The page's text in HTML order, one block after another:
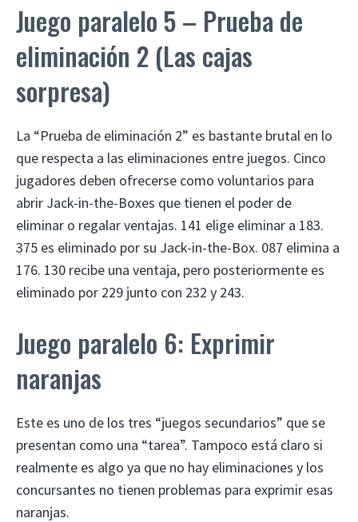
Juego paralelo 5 – Prueba de
eliminación 2 (Las cajas
sorpresa)
La “Prueba de eliminación 2” es bastante brutal en lo
que respecta a las eliminaciones entre juegos. Cinco
jugadores deben ofrecerse como voluntarios para
abrir Jack-in-the-Boxes que tienen el poder de
eliminar o regalar ventajas. 141 elige eliminar a 183.
375 es eliminado por su Jack-in-the-Box. 087 elimina a
176. 130 recibe una ventaja, pero posteriormente es
eliminado por 229 junto con 232 y 243.
Juego paralelo 6: Exprimir
naranjas
Este es uno de los tres “juegos secundarios” que se
presentan como una “tarea”. Tampoco está claro si
realmente es algo ya que no hay eliminaciones y los
concursantes no tienen problemas para exprimir esas
naranjas.